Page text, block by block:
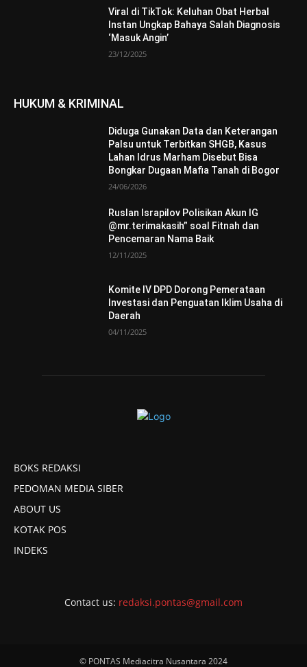
Viral di TikTok: Keluhan Obat Herbal
Instan Ungkap Bahaya Salah Diagnosis
‘Masuk Angin’
23/12/2025
HUKUM & KRIMINAL
Diduga Gunakan Data dan Keterangan
Palsu untuk Terbitkan SHGB, Kasus
Lahan Idrus Marham Disebut Bisa
Bongkar Dugaan Mafia Tanah di Bogor
24/06/2026
Ruslan Israpilov Polisikan Akun IG
@mr.terimakasih” soal Fitnah dan
Pencemaran Nama Baik
12/11/2025
Komite IV DPD Dorong Pemerataan
Investasi dan Penguatan Iklim Usaha di
Daerah
04/11/2025
BOKS REDAKSI
PEDOMAN MEDIA SIBER
ABOUT US
KOTAK POS
INDEKS
Contact us: redaksi.pontas@gmail.com
© PONTAS Mediacitra Nusantara 2024